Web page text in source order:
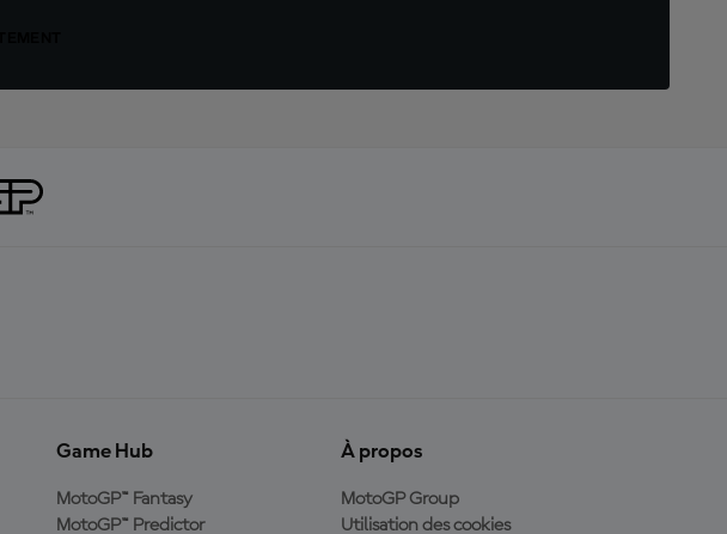
Game Hub
MotoGP™ Fantasy
MotoGP™ Predictor
À propos
MotoGP Group
Utilisation des cookies